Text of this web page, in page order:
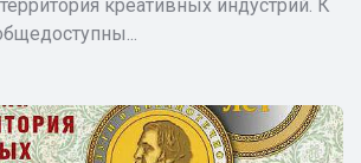
креативных индустрий. К